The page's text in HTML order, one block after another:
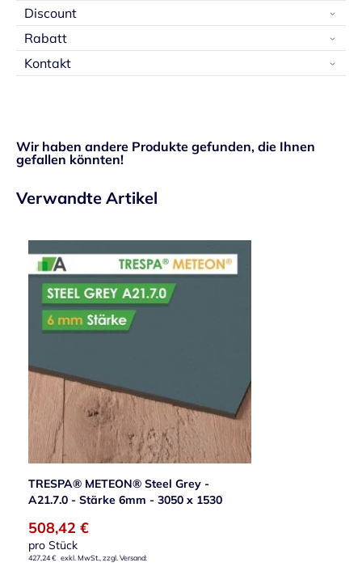
Discount
Rabatt
Kontakt
Wir haben andere Produkte gefunden, die Ihnen
gefallen könnten!
Verwandte Artikel
TRESPA® METEON® Steel Grey -
A21.7.0 - Stärke 6mm - 3050 x 1530
508,42 €
pro Stück
427,24 €